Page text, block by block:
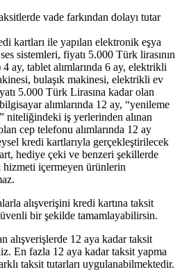
vade farkından dolayı tutar
kartları ile yapılan elektronik eşya
sistemleri, fiyatı 5.000 Türk lirasının
ay, tablet alımlarında 6 ay, elektrikli
bulaşık makinesi, elektrikli ev
5.000 Türk Lirasına kadar olan
alımlarında 12 ay, “yenileme
niteliğindeki iş yerlerinden alınan
cep telefonu alımlarında 12 ay
kredi kartlarıyla gerçekleştirilecek
hediye çeki ve benzeri şekillerde
içermeyen ürünlerin
alışverişini kredi kartına taksit
bir şekilde tamamlayabilirsin.
alışverişlerde 12 aya kadar taksit
En fazla 12 aya kadar taksit yapma
taksit tutarları uygulanabilmektedir.